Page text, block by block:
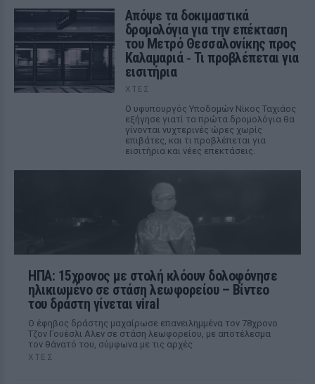
Απόψε τα δοκιμαστικά
δρομολόγια για την επέκταση
του Μετρό Θεσσαλονίκης προς
Καλαμαριά ‑ Τι προβλέπεται για
εισιτήρια
ΧΤΕΣ
Ο υφυπουργός Υποδομών Νίκος Ταχιάος
εξήγησε γιατί τα πρώτα δρομολόγια θα
γίνονται νυχτερινές ώρες χωρίς
επιβάτες, και τι προβλέπεται για
εισιτήρια και νέες επεκτάσεις.
ΗΠΑ: 15χρονος με στολή κλόουν δολοφόνησε
ηλικιωμένο σε στάση λεωφορείου – Βίντεο
του δράστη γίνεται viral
Ο έφηβος δράστης μαχαίρωσε επανειλημμένα τον 78χρονο
Τζον Γουέσλι Αλεν σε στάση λεωφορείου, με αποτέλεσμα
τον θάνατό του, σύμφωνα με τις αρχές
ΧΤΕΣ